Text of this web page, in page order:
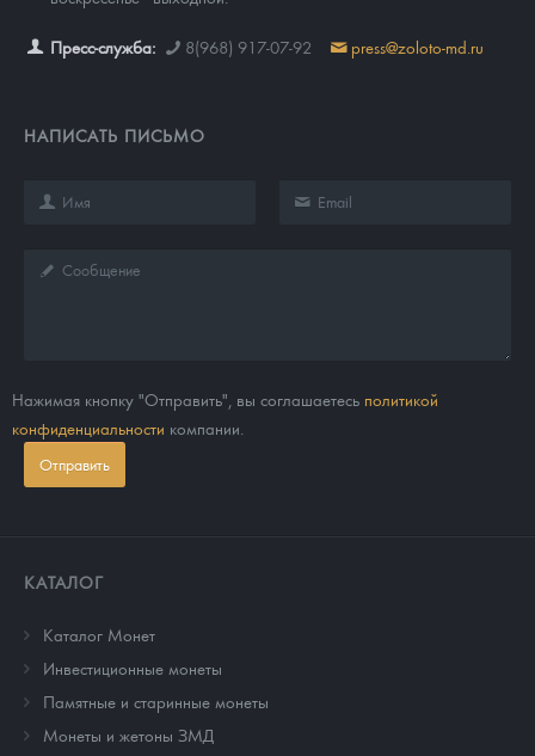
Пресс-служба: 8(968) 917-07-92 press@zoloto-md.ru
НАПИСАТЬ ПИСЬМО
Нажимая кнопку "Отправить", вы соглашаетесь политикой
конфиденциальности компании.
Отправить
КАТАЛОГ
Каталог Монет
Инвестиционные монеты
Памятные и старинные монеты
Монеты и жетоны ЗМД